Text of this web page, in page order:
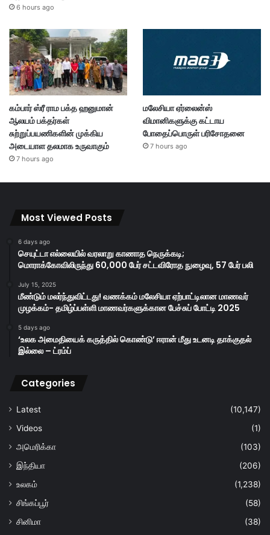
6 hours ago
கம்பார் ஸ்ரீ ராம பக்த ஹனுமான்
ஆலயம் பக்தர்கள்
சுற்றுப்பயணிகளின் முக்கிய
அடையாள தலமாக உருவாகும்
7 hours ago
மலேசியா ஏர்லைன்ஸ்
விமானிகளுக்கு கட்டாய
போதைப்பொருள் பரிசோதனை
7 hours ago
Most Viewed Posts
6 days ago
செயுட்டா எல்லையில் வரலாறு காணாத நெருக்கடி;
மொராக்கோவிலிருந்து 60,000 பேர் சட்டவிரோத நுழைவு, 57 பேர் பலி
July 15, 2025
மீண்டும் மலர்ந்துவிட்டது! வணக்கம் மலேசியா ஏற்பாட்டிலான மாணவர்
முழக்கம்- தமிழ்ப்பள்ளி மாணவர்களுக்கான பேச்சுப் போட்டி 2025
5 days ago
‘உலக அமைதியைக் கருத்தில் கொண்டு’ ஈரான் மீது உடனடி தாக்குதல்
இல்லை – ட்ரம்ப்
Categories
Latest
(10,147)
Videos
(1)
அமெரிக்கா
(103)
இந்தியா
(206)
உலகம்
(1,238)
சிங்கப்பூர்
(58)
சினிமா
(38)